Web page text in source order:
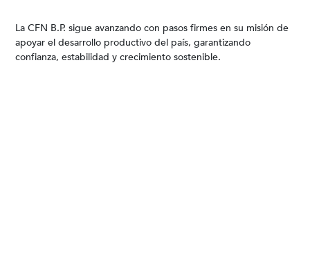
La CFN B.P. sigue avanzando con pasos firmes en su misión de
apoyar el desarrollo productivo del país, garantizando
confianza, estabilidad y crecimiento sostenible.